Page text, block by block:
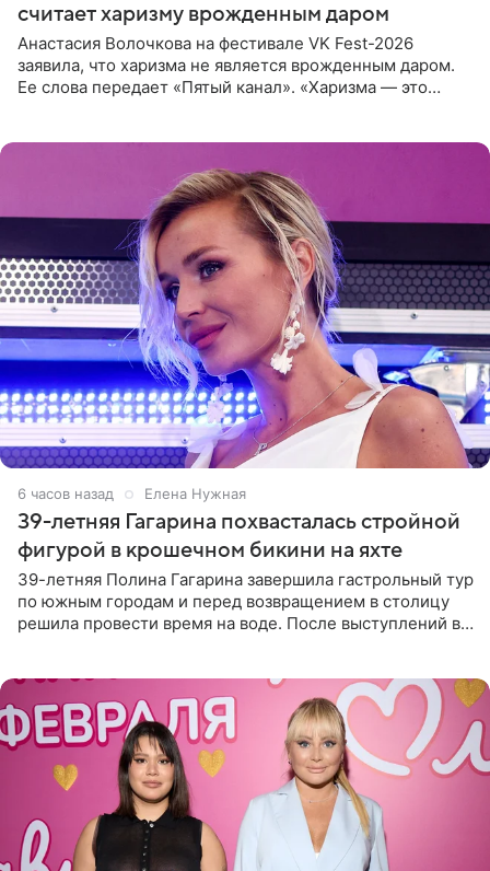
считает харизму врожденным даром
Анастасия Волочкова на фестивале VK Fest-2026
заявила, что харизма не является врожденным даром.
Ее слова передает «Пятый канал». «Харизма — это
6 часов назад Елена Нужная
39-летняя Гагарина похвасталась стройной
фигурой в крошечном бикини на яхте
39-летняя Полина Гагарина завершила гастрольный тур
по южным городам и перед возвращением в столицу
решила провести время на воде. После выступлений в